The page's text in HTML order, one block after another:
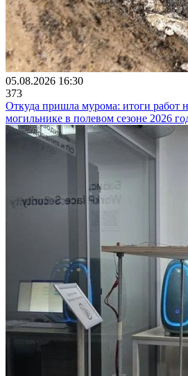
05.08.2026 16:30
373
Откуда пришла мурома: итоги работ
могильнике в полевом сезоне 2026